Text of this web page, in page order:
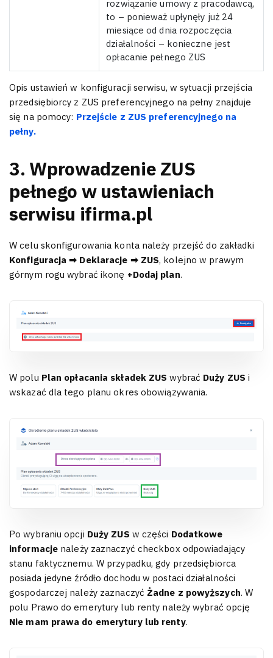
rozwiązanie umowy z pracodawcą,
to – ponieważ upłynęły już 24
miesiące od dnia rozpoczęcia
działalności – konieczne jest
opłacanie pełnego ZUS
Opis ustawień w konfiguracji serwisu, w sytuacji przejścia
przedsiębiorcy z ZUS preferencyjnego na pełny znajduje
się na pomocy: Przejście z ZUS preferencyjnego na
pełny.
3. Wprowadzenie ZUS
pełnego w ustawieniach
serwisu ifirma.pl
W celu skonfigurowania konta należy przejść do zakładki
Konfiguracja ➡ Deklaracje ➡ ZUS, kolejno w prawym
górnym rogu wybrać ikonę +Dodaj plan.
W polu Plan opłacania składek ZUS wybrać Duży ZUS i
wskazać dla tego planu okres obowiązywania.
Po wybraniu opcji Duży ZUS w części Dodatkowe
informacje należy zaznaczyć checkbox odpowiadający
stanu faktycznemu. W przypadku, gdy przedsiębiorca
posiada jedyne źródło dochodu w postaci działalności
gospodarczej należy zaznaczyć Żadne z powyższych. W
polu Prawo do emerytury lub renty należy wybrać opcję
Nie mam prawa do emerytury lub renty.